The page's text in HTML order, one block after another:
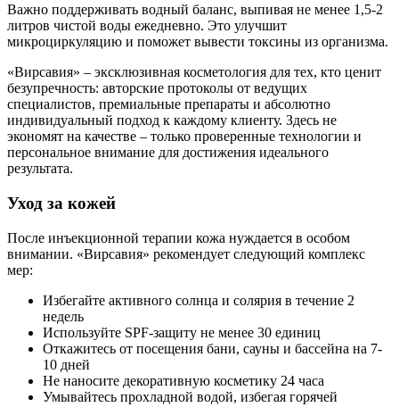
Важно поддерживать водный баланс, выпивая не менее 1,5-2
литров чистой воды ежедневно. Это улучшит
микроциркуляцию и поможет вывести токсины из организма.
«Вирсавия» – эксклюзивная косметология для тех, кто ценит
безупречность: авторские протоколы от ведущих
специалистов, премиальные препараты и абсолютно
индивидуальный подход к каждому клиенту. Здесь не
экономят на качестве – только проверенные технологии и
персональное внимание для достижения идеального
результата.
Уход за кожей
После инъекционной терапии кожа нуждается в особом
внимании. «Вирсавия» рекомендует следующий комплекс
мер:
Избегайте активного солнца и солярия в течение 2
недель
Используйте SPF-защиту не менее 30 единиц
Откажитесь от посещения бани, сауны и бассейна на 7-
10 дней
Не наносите декоративную косметику 24 часа
Умывайтесь прохладной водой, избегая горячей